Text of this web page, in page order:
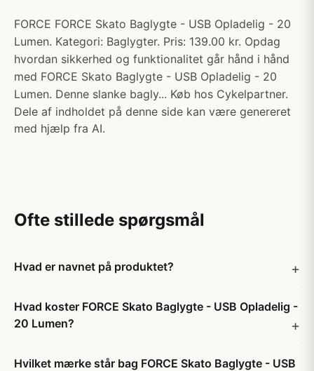
FORCE FORCE Skato Baglygte - USB Opladelig - 20
Lumen. Kategori: Baglygter. Pris: 139.00 kr. Opdag
hvordan sikkerhed og funktionalitet går hånd i hånd
med FORCE Skato Baglygte - USB Opladelig - 20
Lumen. Denne slanke bagly... Køb hos Cykelpartner.
Dele af indholdet på denne side kan være genereret
med hjælp fra AI.
Ofte stillede spørgsmål
Hvad er navnet på produktet?
Hvad koster FORCE Skato Baglygte - USB Opladelig -
20 Lumen?
Hvilket mærke står bag FORCE Skato Baglygte - USB